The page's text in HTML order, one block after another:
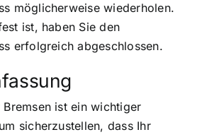
möglicherweise wiederholen.
ist, haben Sie den
erfolgreich abgeschlossen.
Bremsen ist ein wichtiger
sicherzustellen, dass Ihr